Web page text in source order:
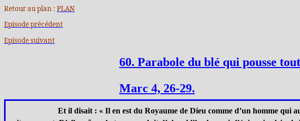
Retour au plan : PLAN
Episode précédent
Episode suivant
60. Parabole du blé qui pousse
Marc 4, 26-29.
Et il disait : « Il en est du Royaume de Dieu comme d’un homme qui